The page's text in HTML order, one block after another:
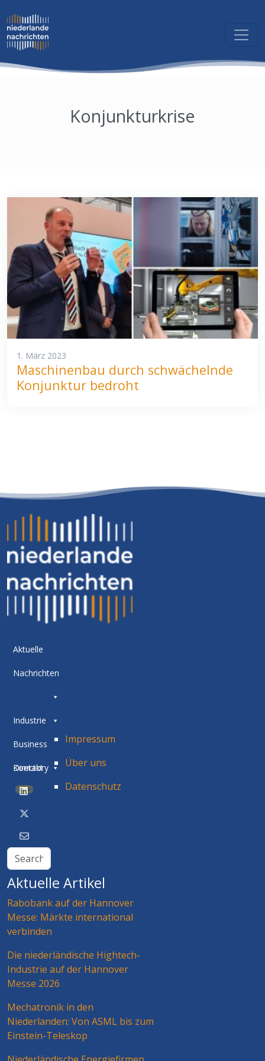
Konjunkturkrise
1. März 2023
Maschinenbau durch schwächelnde
Konjunktur bedroht
Aktuelle
Nachrichten
Industrie
Business
Directory
BETA
Kontakt
Impressum
Über uns
Datenschutz
Aktuelle Artikel
Rabobank auf der Hannover
Messe: Märkte international
verbinden
Die niederländische Hightech-
Industrie auf der Hannover
Messe 2026
Mechatronik in den
Niederlanden: Von ASML bis zum
Einstein-Teleskop